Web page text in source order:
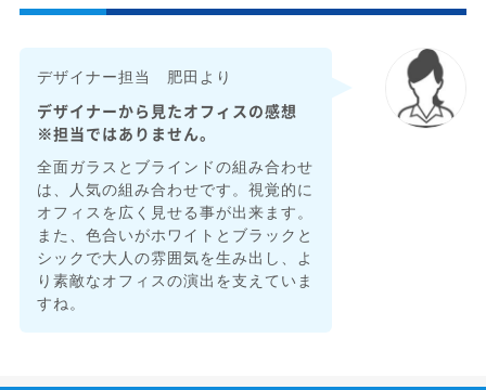
デザイナー担当 肥田より
デザイナーから見たオフィスの感想
※担当ではありません。
全面ガラスとブラインドの組み合わせ
は、人気の組み合わせです。視覚的に
オフィスを広く見せる事が出来ます。
また、色合いがホワイトとブラックと
シックで大人の雰囲気を生み出し、よ
り素敵なオフィスの演出を支えていま
すね。